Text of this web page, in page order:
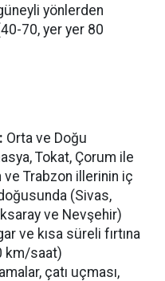
yönlerden
70, yer yer 80
Orta ve Doğu
Tokat, Çorum ile
ve Trabzon illerinin iç
(Sivas,
ve Nevşehir)
ve kısa süreli fırtına
km/saat)
çatı uçması,